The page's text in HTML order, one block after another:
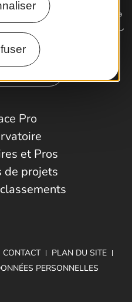
Pro
et Pros
de projets
CONTACT
PLAN DU SITE
PERSONNELLES